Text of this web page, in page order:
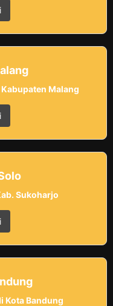
Malang
Sukoharjo
Kota Bandung